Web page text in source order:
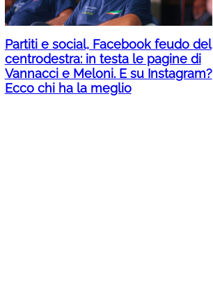
Partiti e social, Facebook feudo del
centrodestra: in testa le pagine di
Vannacci e Meloni. E su Instagram?
Ecco chi ha la meglio